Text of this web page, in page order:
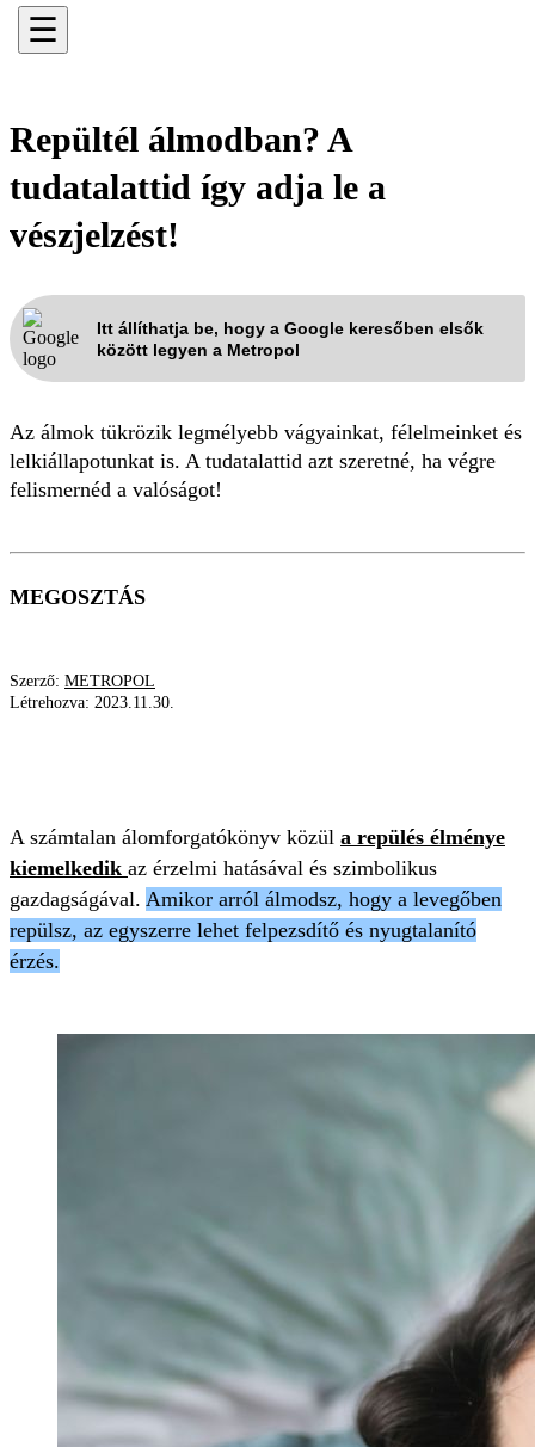
☰
Repültél álmodban? A
tudatalattid így adja le a
vészjelzést!
Itt állíthatja be, hogy a Google keresőben elsők
között legyen a Metropol
Az álmok tükrözik legmélyebb vágyainkat, félelmeinket és
lelkiállapotunkat is. A tudatalattid azt szeretné, ha végre
felismernéd a valóságot!
MEGOSZTÁS
Szerző: METROPOL
Létrehozva: 2023.11.30.
A számtalan álomforgatókönyv közül a repülés élménye
kiemelkedik az érzelmi hatásával és szimbolikus
gazdagságával. Amikor arról álmodsz, hogy a levegőben
repülsz, az egyszerre lehet felpezsdítő és nyugtalanító
érzés.